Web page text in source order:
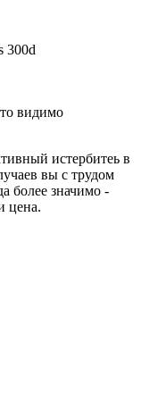
300d
видимо
истербитеь в
вы с трудом
более значимо -
цена.